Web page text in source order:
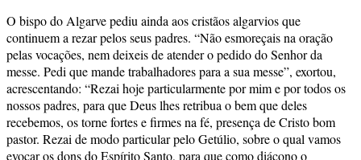
O bispo do Algarve pediu ainda aos cristãos algarvios que
continuem a rezar pelos seus padres. “Não esmoreçais na oração
pelas vocações, nem deixeis de atender o pedido do Senhor da
messe. Pedi que mande trabalhadores para a sua messe”, exortou,
acrescentando: “Rezai hoje particularmente por mim e por todos os
nossos padres, para que Deus lhes retribua o bem que deles
recebemos, os torne fortes e firmes na fé, presença de Cristo bom
pastor. Rezai de modo particular pelo Getúlio, sobre o qual vamos
evocar os dons do Espírito Santo, para que como diácono o